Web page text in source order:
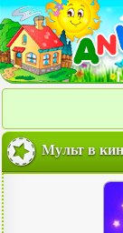
Мульт в